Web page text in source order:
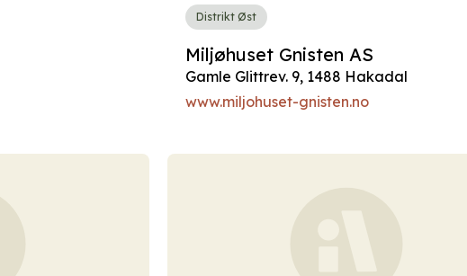
Distrikt Øst
Miljøhuset Gnisten AS
Gamle Glittrev. 9, 1488 Hakadal
www.miljohuset-gnisten.no